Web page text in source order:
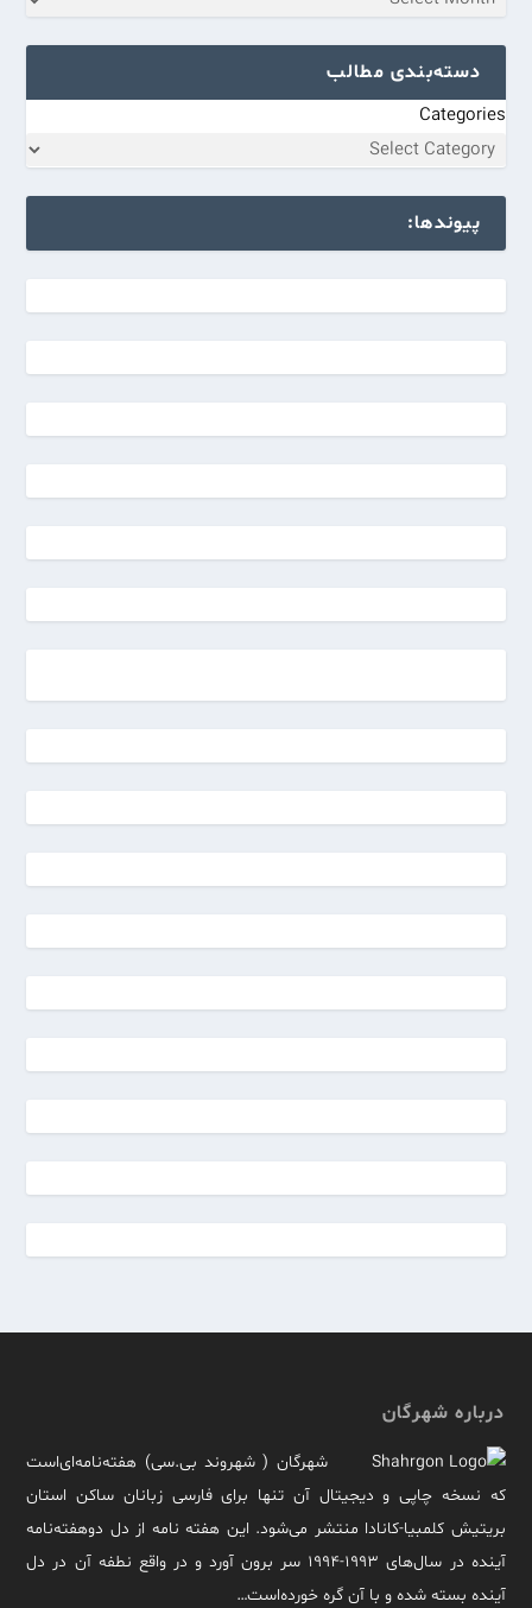
دسته‌بندی مطالب
Categories
پیوندها:
درباره شهرگان
شهرگان ( شهروند بی.سی) هفته‌نامه‌ای‌است
که نسخه چاپی و دیجیتال آن تنها برای فارسی زبانان ساکن استان
بریتیش کلمبیا-کانادا منتشر می‌شود. این هفته نامه از دل دوهفته‌نامه
آینده در سال‌های ۱۹۹۳-۱۹۹۴ سر برون آورد و در واقع نطفه آن در دل
آینده بسته شده و با آن گره خورده‌است…